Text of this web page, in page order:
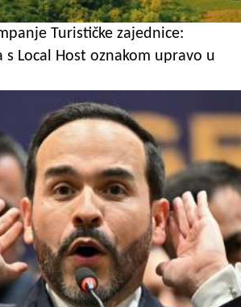
Turističke zajednice:
s Local Host oznakom upravo u